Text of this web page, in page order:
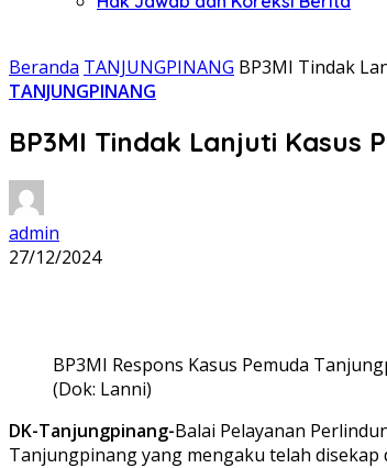
Beranda TANJUNGPINANG BP3MI Tindak
TANJUNGPINANG
BP3MI Tindak Lanjuti Kasus
admin
27/12/2024
BP3MI Respons Kasus Pemuda
(Dok: Lanni)
DK-Tanjungpinang-Balai Pelayanan
Tanjungpinang yang mengaku telah disekap